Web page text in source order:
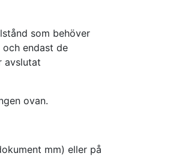
som behöver
endast de
avslutat
ovan.
mm) eller på